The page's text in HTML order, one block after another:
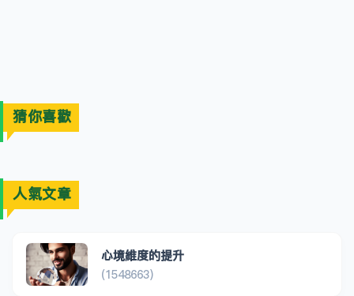
猜你喜歡
人氣文章
心境維度的提升
(1548663)